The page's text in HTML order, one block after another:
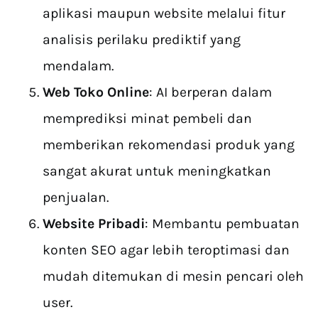
aplikasi maupun website melalui fitur
analisis perilaku prediktif yang
mendalam.
Web Toko Online: AI berperan dalam
memprediksi minat pembeli dan
memberikan rekomendasi produk yang
sangat akurat untuk meningkatkan
penjualan.
Website Pribadi: Membantu pembuatan
konten SEO agar lebih teroptimasi dan
mudah ditemukan di mesin pencari oleh
user.